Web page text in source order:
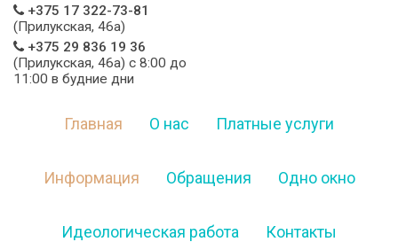
+375 17 322-73-81
(Прилукская, 46а)
+375 29 836 19 36
(Прилукская, 46а) c 8:00 до
11:00 в будние дни
Главная О нас Платные услуги
Информация Обращения Одно окно
Идеологическая работа Контакты